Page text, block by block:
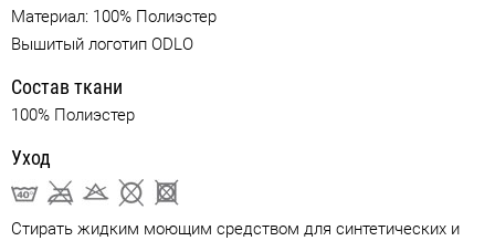
Материал: 100% Полиэстер
Вышитый логотип ODLO
Состав ткани
100% Полиэстер
Уход
Стирать жидким моющим средством для синтетических и